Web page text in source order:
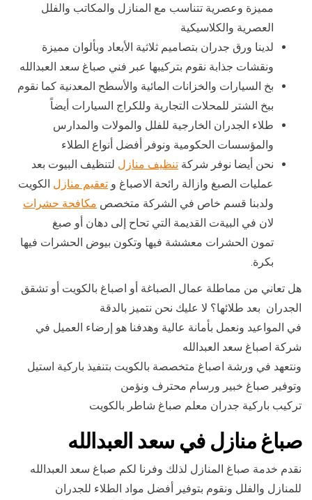
مميزة وعصرية تتناسب مع المنازل والمكاتب والفلل
العصرية والكلاسيكية
لدينا ورق جدران بتصاميم ثلاثية الأبعاد وبألوان مميزة
ونقشات جذابة نقوم بتركيبها عبر فني صباغ سعد العبدالله
بخ السيارات والخزانات المائية والأسطح المعدنية كما نقوم
ببخ الشتر للمحلات التجارية وللكراج السيارات أيضاً
طلاء الجدران الخارجية للفلل والمولات والمدارس
والمؤسسات الحكومية ونوفر أفضل أنواع الطلاء
نحن أيضا نوفر شركة تنظيف منازل لتنظيف البيوت بعد
عمليات الصبغ وازالة رائحة الاصباغ و تعقيم منازل الكويت
ولدبنا قسم خاص في الشركة متخصص مكافحة حشرات
لان في البيةت القديمة التي تحاح إلى دهان أو صبغ
تمون الحشرات معششة فيها وتكون بيوض الحشرات فيها
بكرة.
هل تعاني من مماطلة عمال الصباغة أو اصباغ بالكويت أو تشقق
الجدران بعد طلائها؟ لا عليك نحن نتميز بالدقة
في المواعيد ونعمل بأمانة عالية وهدفنا هو إرضاء العميل في
شركة اصباغ سعد العبدالله
ونتعهد في ورشة اصباغ متخصصة بالكويت بتنفيذ باركية استيل
وتوفير صباغ خبير ورسام محترف ونؤمن
تركيب باركية جدران معلم صباغ شاطر بالكويت
صباغ منازل في سعد العبدالله
نقدم خدمة صباغ المنازل لذلك وفرنا لكم صباغ سعد العبدالله
للمنازل والفلل ونقوم بتوفير أفضل مواد الطلاء للجدران